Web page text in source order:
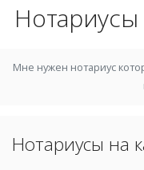
Мне нужен нотариус
Нотариусы на